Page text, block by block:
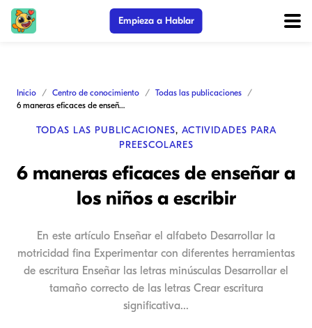
Empieza a Hablar
Inicio Centro de conocimiento
Todas las publicaciones
6 maneras eficaces de enseñar a los niños a escribir
TODAS LAS PUBLICACIONES, ACTIVIDADES PARA
PREESCOLARES
6 maneras eficaces de enseñar a
los niños a escribir
En este artículo Enseñar el alfabeto Desarrollar la
motricidad fina Experimentar con diferentes herramientas
de escritura Enseñar las letras minúsculas Desarrollar el
tamaño correcto de las letras Crear escritura
significativa...